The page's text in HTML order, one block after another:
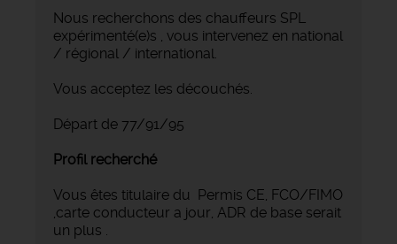
Nous recherchons des chauffeurs SPL
expérimenté(e)s , vous intervenez en national
/ régional / international.
Vous acceptez les découchés.
Départ de 77/91/95
Profil recherché
Vous êtes titulaire du Permis CE, FCO/FIMO
,carte conducteur a jour, ADR de base serait
un plus .